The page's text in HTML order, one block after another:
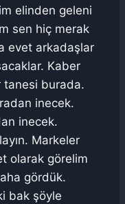
elinden geleni
sen hiç merak
evet arkadaşlar
Kaber
tanesi burada.
inecek.
inecek.
Markeler
olarak görelim
gördük.
bak şöyle